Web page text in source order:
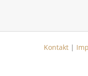
Kontakt |